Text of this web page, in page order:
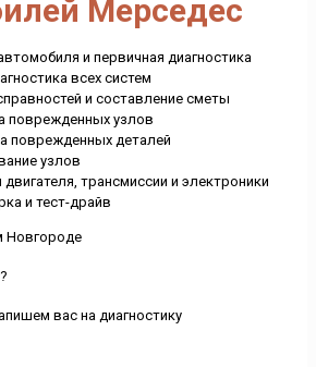
Мерседес
и первичная диагностика
всех систем
и составление сметы
поврежденных узлов
поврежденных деталей
узлов
трансмиссии и электроники
и тест-драйв
вас на диагностику